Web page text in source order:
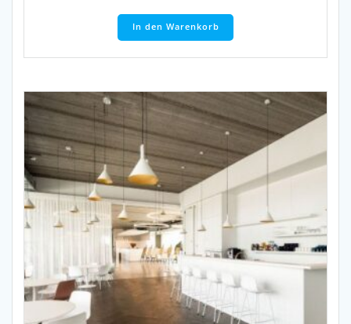
In den Warenkorb